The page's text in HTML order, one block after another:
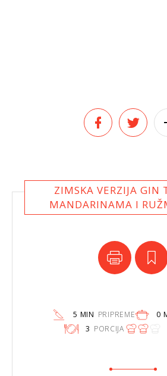
ZIMSKA VERZIJA GIN
MANDARINAMA I
5 MIN PRIPREME 0
3 PORCIJA